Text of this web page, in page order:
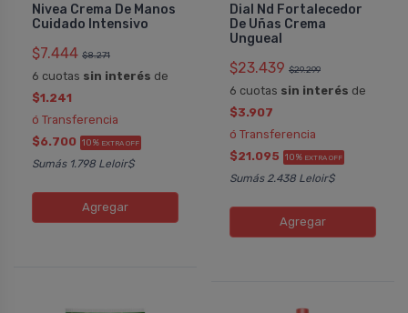
Nivea Crema De Manos
Cuidado Intensivo
$7.444 $8.271
6 cuotas sin interés de
$1.241
ó Transferencia
$6.700 10% EXTRA OFF
Sumás 1.798 Leloir$
Agregar
Dial Nd Fortalecedor
De Uñas Crema
Ungueal
$23.439 $29.299
6 cuotas sin interés de
$3.907
ó Transferencia
$21.095 10% EXTRA OFF
Sumás 2.438 Leloir$
Agregar